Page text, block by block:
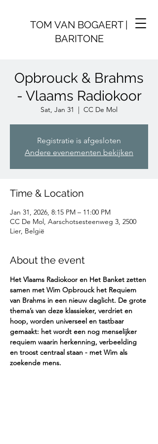
TOM VAN BOGAERT |
BARITONE
Opbrouck & Brahms
- Vlaams Radiokoor
Sat, Jan 31
  |
CC De Mol
Registratie is afgesloten
Andere evenementen bekijken
Time & Location
Jan 31, 2026, 8:15 PM – 11:00 PM
CC De Mol, Aarschotsesteenweg 3, 2500
Lier, België
About the event
Het Vlaams Radiokoor en Het Banket zetten
samen met Wim Opbrouck het Requiem
van Brahms in een nieuw daglicht. De grote
thema’s van deze klassieker, verdriet en
hoop, worden universeel en tastbaar
gemaakt: het wordt een nog menselijker
requiem waarin herkenning, verbeelding
en troost centraal staan - met Wim als
zoekende mens.